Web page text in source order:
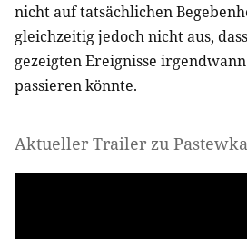
nicht auf tatsächlichen
gleichzeitig jedoch nicht aus,
gezeigten Ereignisse
passieren könnte.
Aktueller Trailer zu Pastewka